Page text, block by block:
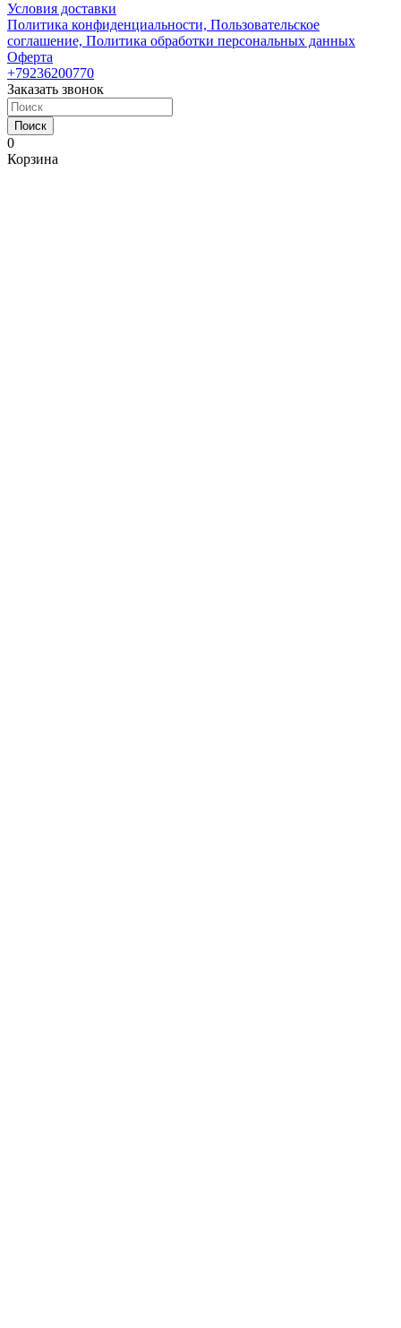
Условия доставки
Политика конфиденциальности, Пользовательское
соглашение, Политика обработки персональных данных
Оферта
+79236200770
Заказать звонок
Поиск
0
Корзина